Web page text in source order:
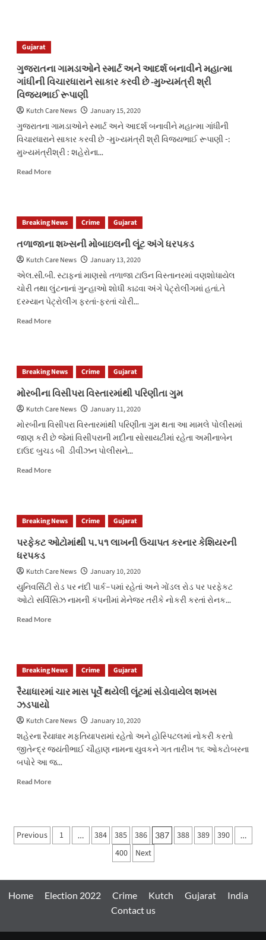
વહેમ
લાકડીથી
હુમલો
કરી
યુવકની
Gujarat
ગુજરાતના ગામડાઓને સ્માર્ટ અને આદર્શ બનાવીને મહાત્મા
ગાંધીની વિચારધારાને સાકાર કરવી છે -મુખ્યમંત્રી શ્રી
વિજયભાઈ રૂપાણી
Kutch Care News
January 15, 2020
ગુજરાતના ગામડાઓને સ્માર્ટ અને આદર્શ બનાવીને મહાત્મા ગાંધીની
વિચારધારાને સાકાર કરવી છે -મુખ્યમંત્રી શ્રી વિજયભાઈ રૂપાણી -:
મુખ્યમંત્રીશ્રી : શહેરોના...
Read MoreRead
ગામડાઓને
સ્માર્ટ
આદર્શ
બનાવીને
મહાત્મા
ગાંધીની
વિચારધારાને
સાકાર
રૂપાણી
Breaking News Crime Gujarat
તળાજાના શખ્સની મોબાઇલની લૂંટ અંગે ધરપકડ
Kutch Care News
January 13, 2020
એલ.સી.બી. સ્ટાફનાં માણસો તળાજા ટાઉન વિસ્તાનરમાં વણશોધાયેલ
ચોરી તથા લુંટનાનાં ગુન્હાઓ શોધી કાઢવા અંગે પેટ્રોલીંગમાં હતાં.તે
દરમ્યાન પેટ્રોલીંગ ફરતાં-ફરતાં ચોરી...
Read MoreRead
શખ્સની
મોબાઇલની
લૂંટ
અંગે
ધરપકડ
Breaking News Crime Gujarat
મોરબીના વિસીપરા વિસ્તારમાંથી પરિણીતા ગુમ
Kutch Care News
January 11, 2020
મોરબીના વિસીપરા વિસ્તારમાંથી પરિણીતા ગુમ થતા આ મામલે પોલીસમાં
જાણ કરી છે જેમાં વિસીપરાની મદીના સોસાયટીમાં રહેતા અમીનાબેન
દાઉદ બુચડ બી ડીવીઝન પોલીસને...
Read MoreRead
વિસીપરા
વિસ્તારમાંથી
પરિણીતા
ગુમ
Breaking News Crime Gujarat
પરફેકટ ઓટોમાંથી ૫.૫૧ લાખની ઉચાપત કરનાર કેશિયરની
ધરપકડ
Kutch Care News
January 10, 2020
યુનિવર્સિટી રોડ પર નંદી પાર્ક–૫માં રહેતાં અને ગોંડલ રોડ પર પરફેકટ
ઓટો સર્વિસિઝ નામની કંપનીમાં મેનેજર તરીકે નોકરી કરતાં રોનક...
Read MoreRead
ઓટોમાંથી
૫.૫૧
લાખની
ઉચાપત
કેશિયરની
Breaking News Crime Gujarat
રૈયાધારમાં ચાર માસ પૂર્વે થયેલી લૂંટમાં સંડોવાયેલ શખસ
ઝડપાયો
Kutch Care News
January 10, 2020
શહેરના રૈયાધાર મફતિયાપરામાં રહેતો અને હોસ્પિટલમાં નોકરી કરતો
જીતેન્દ્ર જયંતીભાઈ ચૌહાણ નામના યુવકને ગત તારીખ ૧૬ ઓકટોબરના
બપોરે આ જ...
Read MoreRead
ચાર
માસ
સંડોવાયેલ
શખસ
Posts
Previous 1 … 384 385 386 387 388 389 390 …
400 Next
Home Election 2022 Crime Kutch Gujarat
India
Contact us